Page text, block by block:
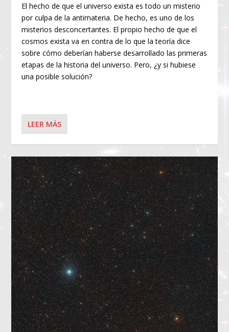
El hecho de que el universo exista es todo un misterio
por culpa de la antimateria. De hecho, es uno de los
misterios desconcertantes. El propio hecho de que el
cosmos exista va en contra de lo que la teoría dice
sobre cómo deberían haberse desarrollado las primeras
etapas de la historia del universo. Pero, ¿y si hubiese
una posible solución?
LEER MÁS